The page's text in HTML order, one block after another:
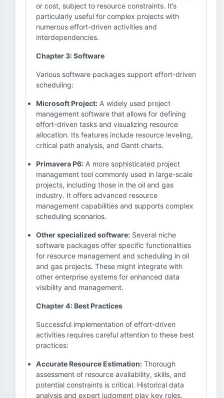
or cost, subject to resource constraints. It’s
particularly useful for complex projects with
numerous effort-driven activities and
interdependencies.
Chapter 3: Software
Various software packages support effort-driven
scheduling:
Microsoft Project: A widely used project
management software that allows for defining
effort-driven tasks and visualizing resource
allocation. Its features include resource leveling,
critical path analysis, and Gantt charts.
Primavera P6: A more sophisticated project
management tool commonly used in large-scale
projects, including those in the oil and gas
industry. It offers advanced resource
management capabilities and supports complex
scheduling scenarios.
Other specialized software: Several niche
software packages offer specific functionalities
for resource management and scheduling in oil
and gas projects. These might integrate with
other enterprise systems for enhanced data
visibility and management.
Chapter 4: Best Practices
Successful implementation of effort-driven
activities requires careful attention to these best
practices:
Accurate Resource Estimation: Thorough
assessment of resource availability, skills, and
potential constraints is critical. Historical data
analysis and expert judgment play key roles.